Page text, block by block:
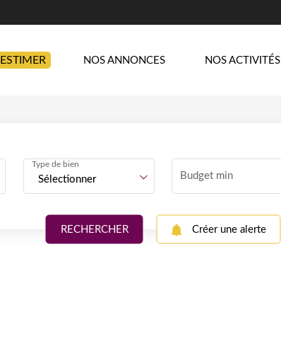
ESTIMER NOS ANNONCES NOS ACTIVITÉS
Sélectionner
Type de bien
Budget min
Créer une alerte